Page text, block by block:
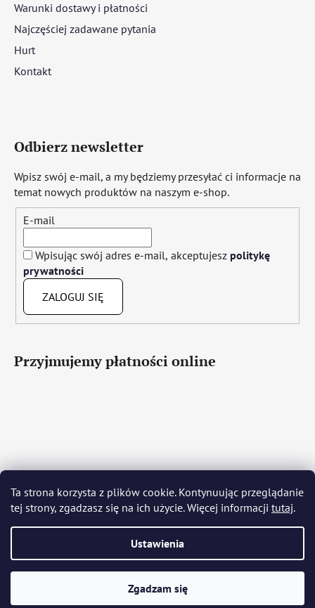
Ta strona korzysta z plików cookie. Kontynuując przeglądanie
tej strony, zgadzasz się na ich użycie. Więcej informacji tutaj.
Ustawienia
Zgadzam się
Warunki dostawy i płatności
Najczęściej zadawane pytania
Hurt
Kontakt
Odbierz newsletter
Wpisz swój e-mail, a my będziemy przesyłać ci informacje na
temat nowych produktów na naszym e-shop.
E-mail
Wpisując swój adres e-mail, akceptujesz politykę
prywatności
ZALOGUJ SIĘ
Przyjmujemy płatności online
Język polski Română Italiano Español
Français
Português Български Hrvatski Slovenščina Srpski
Opracował Shoptet
Bohemia Crystal Glass